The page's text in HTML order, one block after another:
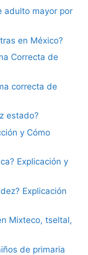
adulto mayor por
en México?
Correcta de
correcta de
estado?
y Cómo
Explicación y
Explicación
Mixteco, tseltal,
de primaria